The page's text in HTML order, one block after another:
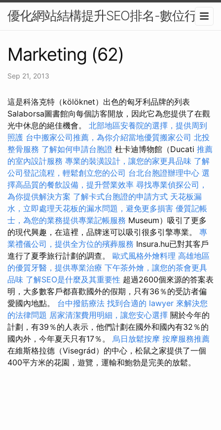
優化網站結構提升SEO排名-數位行銷
Marketing (62)
Sep 21, 2013
這是科洛克特（kölöknet）出色的匈牙利品牌的列表
Salaborsa圖書館向每個訪客開放，因此它為您提供了在觀
光中休息的絕佳機會。 北部地區安養院的選擇，提供周到
照護 台中搬家公司推薦，為你介紹當地優質搬家公司 北投
整骨服務 了解如何申請台胞證 杜卡迪博物館（Ducati 推薦
的室內設計服務 專業的裝潢設計，讓您的家更具品味 了解
公司登記流程，輕鬆創立您的公司 台北台胞證辦理中心 選
擇高品質的餐飲設備，提升營業效率 尋找專業偵探公司，
為你提供解決方案 了解卡式台胞證的申請方式 天花板漏
水，立即處理天花板的漏水問題，避免更多損害 優質記帳
士，為您的業務提供專業記帳服務 Museum）吸引了更多
的現代興趣，在這裡，品牌迷可以吸引很多引擎專業。 專
業禮儀公司，提供全方位的殯葬服務 Insura.hu已對其客戶
進行了夏季旅行計劃的調查。 歐式風格外燴料理 高雄地區
的優質牙醫，提供專業治療 下午茶外燴，讓您的茶會更具
品味 了解SEO是什麼及其重要性 超過2600個來源的答案表
明，大多數客戶都喜歡國外的假期，只有36％的受訪者偏
愛國內地點。 台中撥筋療法 找到合適的 lawyer 來解決您
的法律問題 居家清潔費用明細，讓您安心選擇 關於今年的
計劃，有39％的人表示，他們計劃在國外和國內有32％的
國內外，今年夏天只有17％。 烏日放鬆按摩 按摩服務推薦
在維斯格拉德（Visegrád）的中心，松鼠之家提供了一個
400平方米的花園，遊覽，運輸和鮑勃是完美的放鬆。